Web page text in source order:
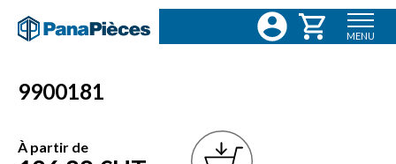
MENU
9900181
À partir de